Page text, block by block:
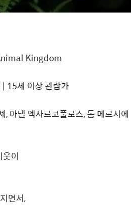
Kingdom
15세 이상 관람가
, 아델 엑사르코풀로스, 톰 메르시에
웃이
면서,